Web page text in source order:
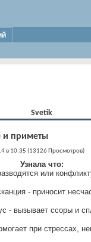
Svetik
и приметы
в 10:35 (13126 Просмотров)
Узнала что:
или
- приносит
- вызывает ссоры и
при стрессах,